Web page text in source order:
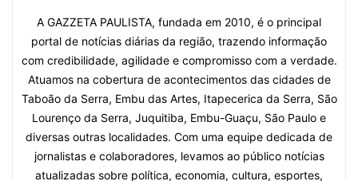
A GAZZETA PAULISTA, fundada em 2010, é o principal
portal de notícias diárias da região, trazendo informação
com credibilidade, agilidade e compromisso com a verdade.
Atuamos na cobertura de acontecimentos das cidades de
Taboão da Serra, Embu das Artes, Itapecerica da Serra, São
Lourenço da Serra, Juquitiba, Embu-Guaçu, São Paulo e
diversas outras localidades. Com uma equipe dedicada de
jornalistas e colaboradores, levamos ao público notícias
atualizadas sobre política, economia, cultura, esportes,